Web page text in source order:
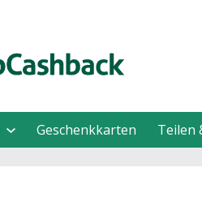
Geschenkkarten Teilen